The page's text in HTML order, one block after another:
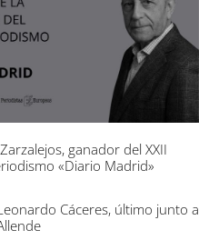
ganador del XXII
«Diario Madrid»
Cáceres, último junto a